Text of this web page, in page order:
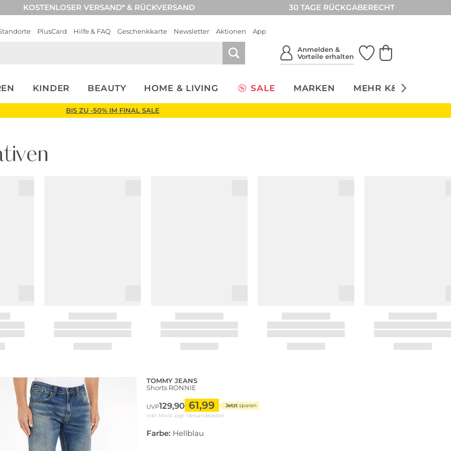
KOSTENLOSER VERSAND* & RÜCKVERSAND 30 TAGE RÜCKGABERECHT
PlusCard Hilfe & FAQ Geschenkkarte Newsletter Aktionen App
Anmelden &
Vorteile erhalten
KINDER BEAUTY HOME & LIVING SALE MARKEN MEHR K&Ö
BIS ZU -50% IM FINAL SALE
TOMMY JEANS
Shorts RONNIE
UVP129,90 61,99 Jetzt sparen
inkl. Mwst zzgl. Versandkosten
Farbe: Hellblau